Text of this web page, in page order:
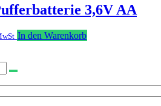
3,6V AA
In den Warenkorb